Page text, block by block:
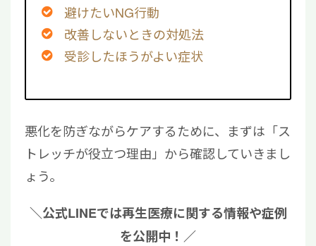
避けたいNG行動
改善しないときの対処法
受診したほうがよい症状
悪化を防ぎながらケアするために、まずは「ス
トレッチが役立つ理由」から確認していきまし
ょう。
＼公式LINEでは再生医療に関する情報や症例
を公開中！／